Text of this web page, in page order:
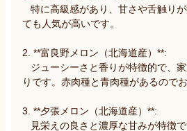
ても人気が高いです。
2. **富良野メロン（北海道産）**:
りです。赤肉種と青肉種があるので
3. **夕張メロン（北海道産）**: